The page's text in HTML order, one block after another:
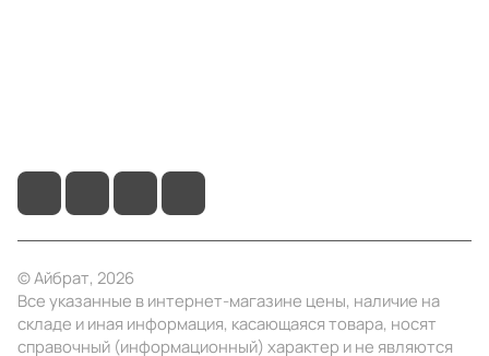
© Айбрат, 2026
Все указанные в интернет-магазине цены, наличие на
складе и иная информация, касающаяся товара, носят
справочный (информационный) характер и не являются